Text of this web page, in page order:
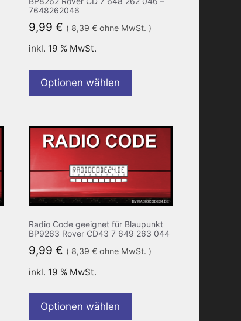
7648262046
9,99 € ( 8,39 €ohne MwSt. )
inkl. 19 % MwSt.
Optionen wählen
Radio Code geeignet für Blaupunkt
BP9263 Rover CD43 7 649 263 044
9,99 € ( 8,39 €ohne MwSt. )
inkl. 19 % MwSt.
Optionen wählen